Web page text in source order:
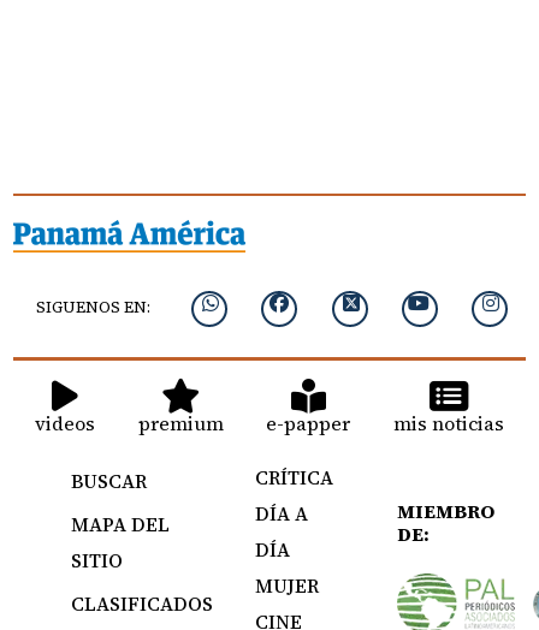
SIGUENOS EN:
videos premium e-papper mis noticias
BUSCAR
MAPA DEL
SITIO
CLASIFICADOS
CRÍTICA
DÍA A
DÍA
MUJER
CINE
MIEMBRO
DE: